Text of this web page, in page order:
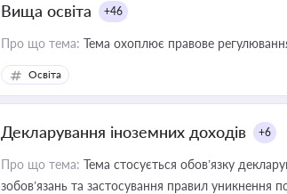
Вища освіта +46
Про що тема: Тема охоплює правове регулювання
Освіта
Декларування іноземних доходів +6
Про що тема: Тема стосується обов’язку
зобов’язань та застосування правил уникнення